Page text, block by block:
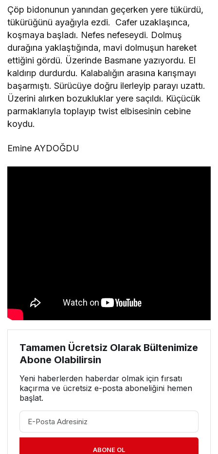
Çöp bidonunun yanından geçerken yere tükürdü,
tükürüğünü ayağıyla ezdi. Cafer uzaklaşınca,
koşmaya başladı. Nefes nefeseydi. Dolmuş
durağına yaklaştığında, mavi dolmuşun hareket
ettiğini gördü. Üzerinde Basmane yazıyordu. El
kaldırıp durdurdu. Kalabalığın arasına karışmayı
başarmıştı. Sürücüye doğru ilerleyip parayı uzattı.
Üzerini alırken bozukluklar yere saçıldı. Küçücük
parmaklarıyla toplayıp twist elbisesinin cebine
koydu.
Emine AYDOĞDU
Tamamen Ücretsiz Olarak Bültenimize
Abone Olabilirsin
Yeni haberlerden haberdar olmak için fırsatı
kaçırma ve ücretsiz e-posta aboneliğini hemen
başlat.
ABONE OL